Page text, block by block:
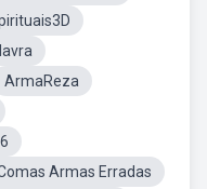
ArmaReza
Armas Erradas